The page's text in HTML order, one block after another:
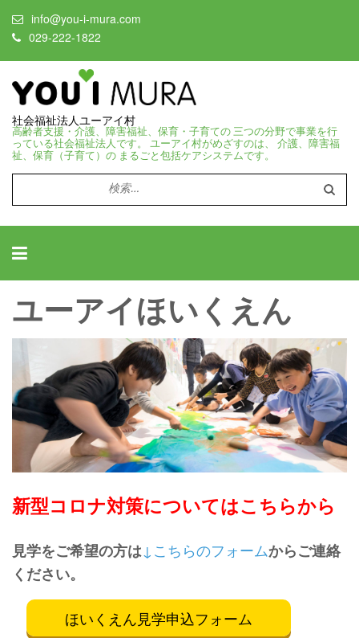
info@you-i-mura.com
029-222-1822
社会福祉法人ユーアイ村
高齢者支援・介護、障害福祉、保育・子育ての 三つの分野で事業を行
っている社会福祉法人です。 ユーアイ村がめざすのは、 介護、障害福
祉、保育（子育て）の まるごと包括ケアシステムです。
検
索:
ユーアイほいくえん
新型コロナ対策についてはこちらから
見学をご希望の方は↓こちらのフォームからご連絡
ください。
ほいくえん見学申込フォーム